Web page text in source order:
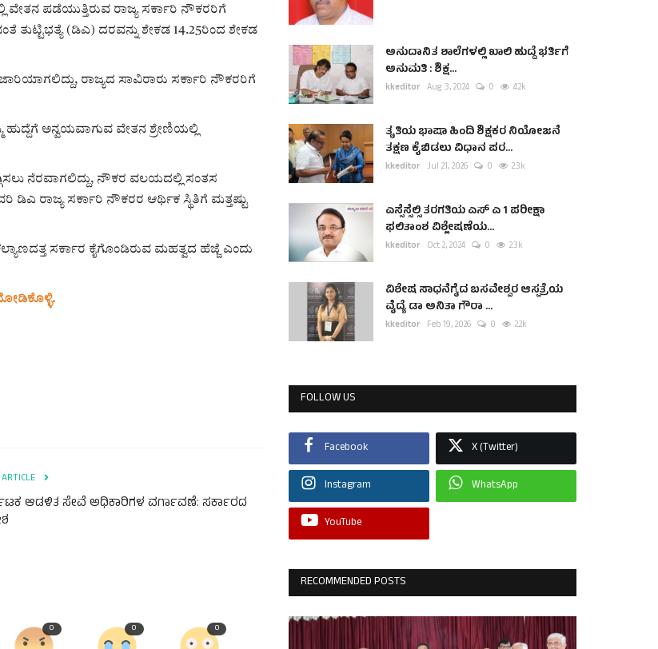
ವೇತನ ಪಡೆಯುತ್ತಿರುವ ರಾಜ್ಯ ಸರ್ಕಾರಿ ನೌಕರರಿಗೆ
ತುಟ್ಟಿಭತ್ಯೆ (ಡಿಎ) ದರವನ್ನು ಶೇಕಡ 14.25ರಿಂದ ಶೇಕಡ
ರಾಜ್ಯದ ಸಾವಿರಾರು ಸರ್ಕಾರಿ ನೌಕರರಿಗೆ
ಹುದ್ದೆಗೆ ಅನ್ವಯವಾಗುವ ವೇತನ ಶ್ರೇಣಿಯಲ್ಲಿ
ನೆರವಾಗಲಿದ್ದು, ನೌಕರ ವಲಯದಲ್ಲಿ ಸಂತಸ
ರಾಜ್ಯ ಸರ್ಕಾರಿ ನೌಕರರ ಆರ್ಥಿಕ ಸ್ಥಿತಿಗೆ ಮತ್ತಷ್ಟು
ಸರ್ಕಾರ ಕೈಗೊಂಡಿರುವ ಮಹತ್ವದ ಹೆಜ್ಜೆ ಎಂದು
ಆಡಳಿತ ಸೇವೆ ಅಧಿಕಾರಿಗಳ ವರ್ಗಾವಣೆ: ಸರ್ಕಾರದ
0 0 0
ಅನುದಾನಿತ ಶಾಲೆಗಳಲ್ಲಿ ಖಾಲಿ ಹುದ್ದೆ ಭರ್ತಿಗೆ
ಅನುಮತಿ : ಶಿಕ್ಷ...
kkeditor Aug 3, 2024 0 4.2k
ತೃತಿಯ ಭಾಷಾ ಹಿಂದಿ ಶಿಕ್ಷಕರ ನಿಯೋಜನೆ
ತಕ್ಷಣ ಕೈಬಿಡಲು ವಿಧಾನ ಪರ...
kkeditor Jul 21, 2026 0 2.3k
ಎಸ್ಸೆಸ್ಸೆಲ್ಸಿ ತರಗತಿಯ ಎಸ್ ಎ 1 ಪರೀಕ್ಷಾ
ಫಲಿತಾಂಶ ವಿಶ್ಲೇಷಣೆಯ...
kkeditor Oct 2, 2024 0 2.3k
ವಿಶೇಷ ಸಾಧನೆಗೈದ ಬಸವೇಶ್ವರ ಆಸ್ಪತ್ರೆಯ
ವೈದ್ಯೆ ಡಾ ಅನಿತಾ ಗೌರಾ ...
kkeditor Feb 19, 2026 0 2.2k
FOLLOW US
Facebook X (Twitter)
Instagram WhatsApp
YouTube
RECOMMENDED POSTS